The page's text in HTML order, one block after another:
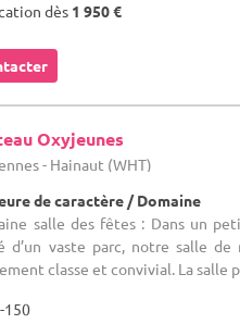
dès 1 950 €
Oxyjeunes
- Hainaut (WHT)
de caractère / Domaine
salle des fêtes : Dans un
d’un vaste parc, notre salle
classe et convivial. La salle
150